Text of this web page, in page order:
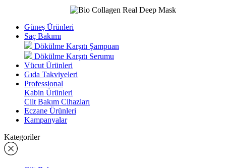
Güneş Ürünleri
Saç Bakımı
Dökülme Karşıtı Şampuan
Dökülme Karşıtı Serumu
Vücut Ürünleri
Gıda Takviyeleri
Professional
Kabin Ürünleri
Cilt Bakım Cihazları
Eczane Ürünleri
Kampanyalar
Kategoriler